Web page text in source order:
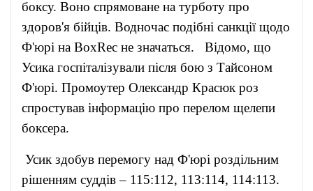
боксу. Воно спрямоване на турботу про
здоров'я бійців. Водночас подібні санкції щодо
Ф'юрі на BoxRec не значаться. Відомо, що
Усика госпіталізували після бою з Тайсоном
Ф'юрі. Промоутер Олександр Красюк роз
спростував інформацію про перелом щелепи
боксера.
Усик здобув перемогу над Ф'юрі роздільним
рішенням суддів – 115:112, 113:114, 114:113.